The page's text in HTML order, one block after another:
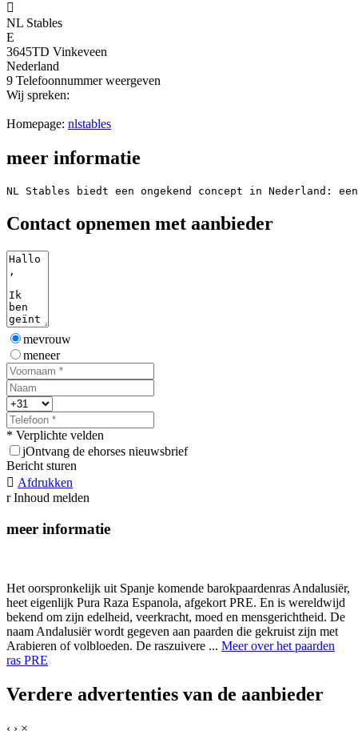

NL Stables
E
3645TD Vinkeveen
Nederland
9 Telefoonnummer weergeven
Wij spreken:
Homepage: nlstables
meer informatie
NL Stables biedt een ongekend concept in Nederland:
Contact opnemen met aanbieder
mevrouw
meneer
* Verplichte velden
jOntvang de ehorses nieuwsbrief
Bericht sturen
 Afdrukken
r Inhoud melden
meer informatie
Het oorspronkelijk uit Spanje komende barokpaardenras Andalusiër,
heet eigenlijk Pura Raza Espanola, afgekort PRE. En is wereldwijd
bekend om zijn edelheid, veerkracht, moed en mensgerichtheid. De
naam Andalusiër wordt gegeven aan paarden die gekruist zijn met
Arabieren of volbloeden. De raszuivere ... Meer over het paarden
ras PRE
Verdere advertenties van de aanbieder
‹ › ×